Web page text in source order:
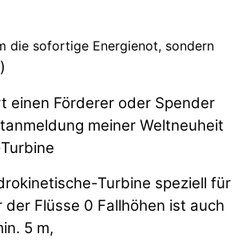
die sofortige Energienot, sondern
einen Förderer oder Spender
meiner Weltneuheit
Turbine speziell für
der Flüsse 0 Fallhöhen ist auch
5 m,